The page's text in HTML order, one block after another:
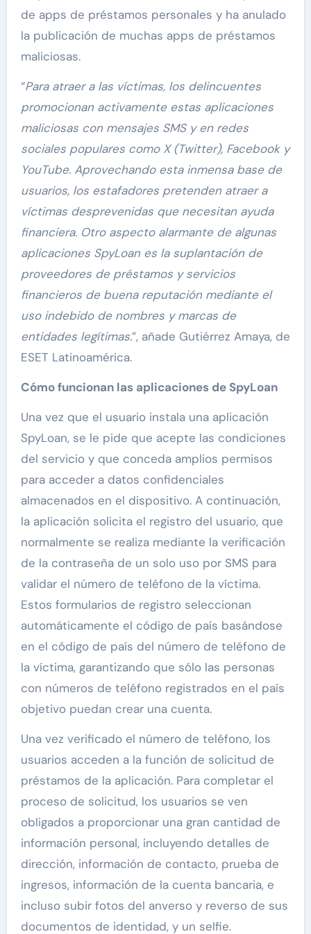
de apps de préstamos personales y ha anulado
la publicación de muchas apps de préstamos
maliciosas.
“Para atraer a las víctimas, los delincuentes
promocionan activamente estas aplicaciones
maliciosas con mensajes SMS y en redes
sociales populares como X (Twitter), Facebook y
YouTube. Aprovechando esta inmensa base de
usuarios, los estafadores pretenden atraer a
víctimas desprevenidas que necesitan ayuda
financiera. Otro aspecto alarmante de algunas
aplicaciones SpyLoan es la suplantación de
proveedores de préstamos y servicios
financieros de buena reputación mediante el
uso indebido de nombres y marcas de
entidades legítimas.”, añade Gutiérrez Amaya, de
ESET Latinoamérica.
Cómo funcionan las aplicaciones de SpyLoan
Una vez que el usuario instala una aplicación
SpyLoan, se le pide que acepte las condiciones
del servicio y que conceda amplios permisos
para acceder a datos confidenciales
almacenados en el dispositivo. A continuación,
la aplicación solicita el registro del usuario, que
normalmente se realiza mediante la verificación
de la contraseña de un solo uso por SMS para
validar el número de teléfono de la víctima.
Estos formularios de registro seleccionan
automáticamente el código de país basándose
en el código de país del número de teléfono de
la víctima, garantizando que sólo las personas
con números de teléfono registrados en el país
objetivo puedan crear una cuenta.
Una vez verificado el número de teléfono, los
usuarios acceden a la función de solicitud de
préstamos de la aplicación. Para completar el
proceso de solicitud, los usuarios se ven
obligados a proporcionar una gran cantidad de
información personal, incluyendo detalles de
dirección, información de contacto, prueba de
ingresos, información de la cuenta bancaria, e
incluso subir fotos del anverso y reverso de sus
documentos de identidad, y un selfie.